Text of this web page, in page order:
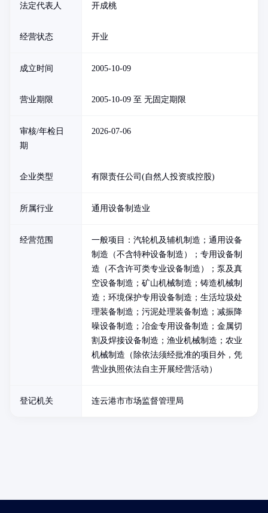
法定代表人 开成桃
经营状态 开业
成立时间 2005-10-09
营业期限 2005-10-09 至 无固定期限
审核/年检日
期
2026-07-06
企业类型 有限责任公司(自然人投资或控股)
所属行业 通用设备制造业
经营范围
一般项目：汽轮机及辅机制造；通用设备
制造（不含特种设备制造）；专用设备制
造（不含许可类专业设备制造）；泵及真
空设备制造；矿山机械制造；铸造机械制
造；环境保护专用设备制造；生活垃圾处
理装备制造；污泥处理装备制造；减振降
噪设备制造；冶金专用设备制造；金属切
割及焊接设备制造；渔业机械制造；农业
机械制造（除依法须经批准的项目外，凭
营业执照依法自主开展经营活动）
登记机关 连云港市市场监督管理局